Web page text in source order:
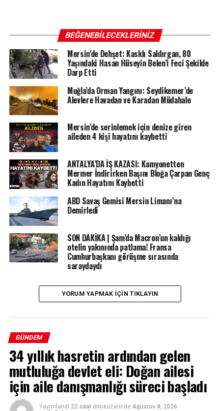
BEĞENEBILECEKLERINIZ
Mersin’de Dehşet: Kasklı Saldırgan, 80
Yaşındaki Hasan Hüseyin Belen’i Feci Şekilde
Darp Etti
Muğla’da Orman Yangını: Seydikemer’de
Alevlere Havadan ve Karadan Müdahale
Mersin’de serinlemek için denize giren
aileden 4 kişi hayatını kaybetti
ANTALYA’DA İŞ KAZASI: Kamyonetten
Mermer İndirirken Başını Bloğa Çarpan Genç
Kadın Hayatını Kaybetti
ABD Savaş Gemisi Mersin Limanı’na
Demirledi
SON DAKİKA | Şam’da Macron’un kaldığı
otelin yakınında patlama! Fransa
Cumhurbaşkanı görüşme sırasında
saraydaydı
YORUM YAPMAK IÇIN TIKLAYIN
GÜNDEM
34 yıllık hasretin ardından gelen
mutluluğa devlet eli: Doğan ailesi
için aile danışmanlığı süreci başladı
Yayımlandı 22 saat önceüzerinde Ağustos 8, 2026